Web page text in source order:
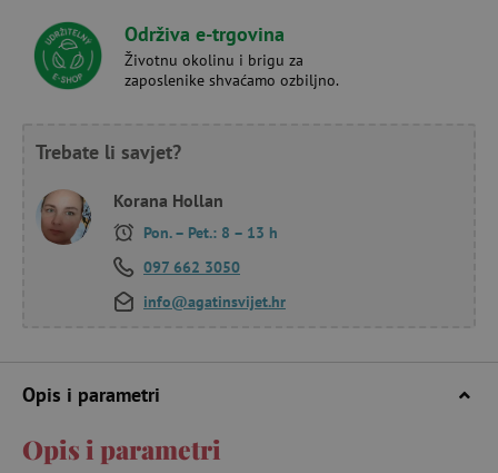
Održiva e-trgovina
Životnu okolinu i brigu za
zaposlenike shvaćamo ozbiljno.
Trebate li savjet?
Korana Hollan
Pon. – Pet.: 8 – 13 h
097 662 3050
info@agatinsvijet.hr
Opis i parametri
Opis i parametri